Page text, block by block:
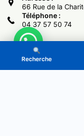
66 Rue de la
Téléphone :
04 37 57 50 74
Copyright © 2017 -
Recherche